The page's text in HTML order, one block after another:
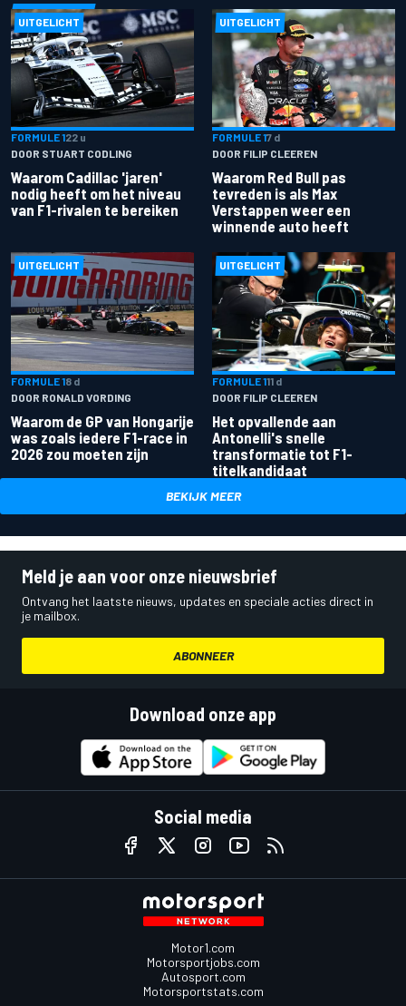
UITGELICHT
FORMULE 122 u
DOOR STUART CODLING
Waarom Cadillac 'jaren'
nodig heeft om het niveau
van F1-rivalen te bereiken
UITGELICHT
FORMULE 17 d
DOOR FILIP CLEEREN
Waarom Red Bull pas
tevreden is als Max
Verstappen weer een
winnende auto heeft
UITGELICHT
FORMULE 18 d
DOOR RONALD VORDING
Waarom de GP van Hongarije
was zoals iedere F1-race in
2026 zou moeten zijn
UITGELICHT
FORMULE 111 d
DOOR FILIP CLEEREN
Het opvallende aan
Antonelli's snelle
transformatie tot F1-
titelkandidaat
BEKIJK MEER
Meld je aan voor onze nieuwsbrief
Ontvang het laatste nieuws, updates en speciale acties direct in
je mailbox.
ABONNEER
Download onze app
Social media
Motor1.com
Motorsportjobs.com
Autosport.com
Motorsportstats.com